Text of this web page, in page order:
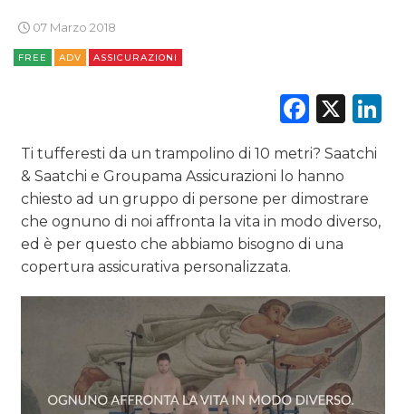
DATI
RICERCHE
NORMATIVE
TREND
CASE HISTORY
07 Marzo 2018
FREE ADV ASSICURAZIONI
X
Ti tufferesti da un trampolino di 10 metri? Saatchi
& Saatchi e Groupama Assicurazioni lo hanno
chiesto ad un gruppo di persone per dimostrare
che ognuno di noi affronta la vita in modo diverso,
ed è per questo che abbiamo bisogno di una
copertura assicurativa personalizzata.